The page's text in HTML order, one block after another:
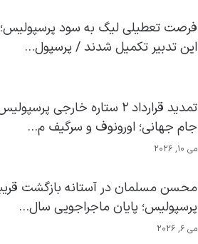
فرصت تعطیلی لیگ به سود
این تدبیر تکمیل شدند / پرسپول...
تمدید قرارداد ۲ ستاره خارجی
جام جهانی؛ اورونوف و سرگیف م...
می 10, 2026
محسن مسلمان در آستانه بازگشت
پرسپولیس؛ پایان ماجراجویی سال...
می 6, 2026